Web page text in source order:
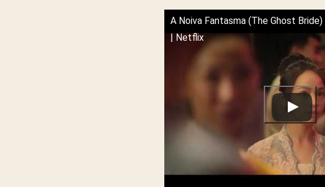
A Noiva Fantasma (The Ghost
| Netflix